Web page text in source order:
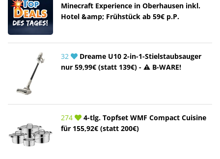
Minecraft Experience in Oberhausen inkl.
Hotel &amp; Frühstück ab 59€ p.P.
32
Dreame U10 2-in-1-Stielstaubsauger
nur 59,99€ (statt 139€) - ⚠️ B-WARE!
274
4-tlg. Topfset WMF Compact Cuisine
für 155,92€ (statt 200€)